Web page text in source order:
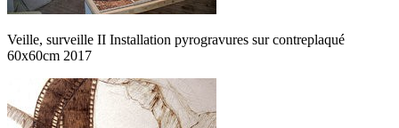
Veille, surveille II Installation pyrogravures sur contreplaqué
60x60cm 2017